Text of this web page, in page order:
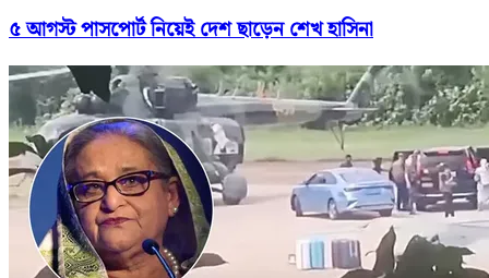
৫ আগস্ট পাসপোর্ট নিয়েই দেশ ছাড়েন শেখ হাসিনা